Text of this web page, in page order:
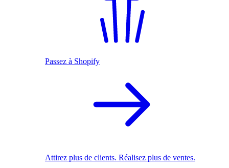
Passez à Shopify
Attirez plus de clients. Réalisez plus de ventes.